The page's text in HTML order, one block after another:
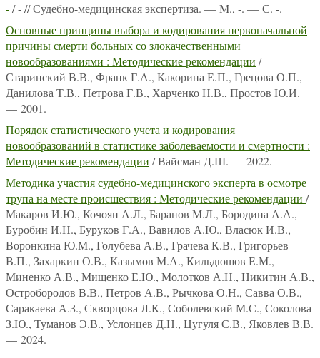
-/ - // Судебно-медицинская экспертиза. — М., -. — С. -.
Основные принципы выбора и кодирования первоначальной
причины смерти больных со злокачественными
новообразованиями : Методические рекомендации /
Старинский В.В., Франк Г.А., Какорина Е.П., Грецова О.П.,
Данилова Т.В., Петрова Г.В., Харченко Н.В., Простов Ю.И.
— 2001.
Порядок статистического учета и кодирования
новообразований в статистике заболеваемости и смертности :
Методические рекомендации / Вайсман Д.Ш. — 2022.
Методика участия судебно-медицинского эксперта в осмотре
трупа на месте происшествия : Методические рекомендации /
Макаров И.Ю., Кочоян А.Л., Баранов М.Л., Бородина А.А.,
Буробин И.Н., Буруков Г.А., Вавилов А.Ю., Власюк И.В.,
Воронкина Ю.М., Голубева А.В., Грачева К.В., Григорьев
В.П., Захаркин О.В., Казымов М.А., Кильдюшов Е.М.,
Миненко А.В., Мищенко Е.Ю., Молотков А.Н., Никитин А.В.,
Остробородов В.В., Петров А.В., Рычкова О.Н., Савва О.В.,
Саракаева А.З., Скворцова Л.К., Соболевский М.С., Соколова
З.Ю., Туманов Э.В., Услонцев Д.Н., Цугуля С.В., Яковлев В.В.
— 2024.